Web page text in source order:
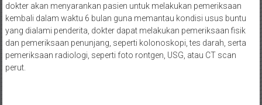
dokter akan menyarankan pasien untuk melakukan pemeriksaan
kembali dalam waktu 6 bulan guna memantau kondisi usus buntu
yang dialami penderita, dokter dapat melakukan pemeriksaan fisik
dan pemeriksaan penunjang, seperti kolonoskopi, tes darah, serta
pemeriksaan radiologi, seperti foto rontgen, USG, atau CT scan
perut.